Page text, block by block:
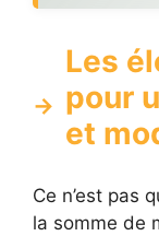
Les
pour
et
Ce n’est pas
la somme de